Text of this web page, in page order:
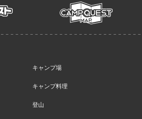
campmap
キャンプ場
キャンプ料理
登山